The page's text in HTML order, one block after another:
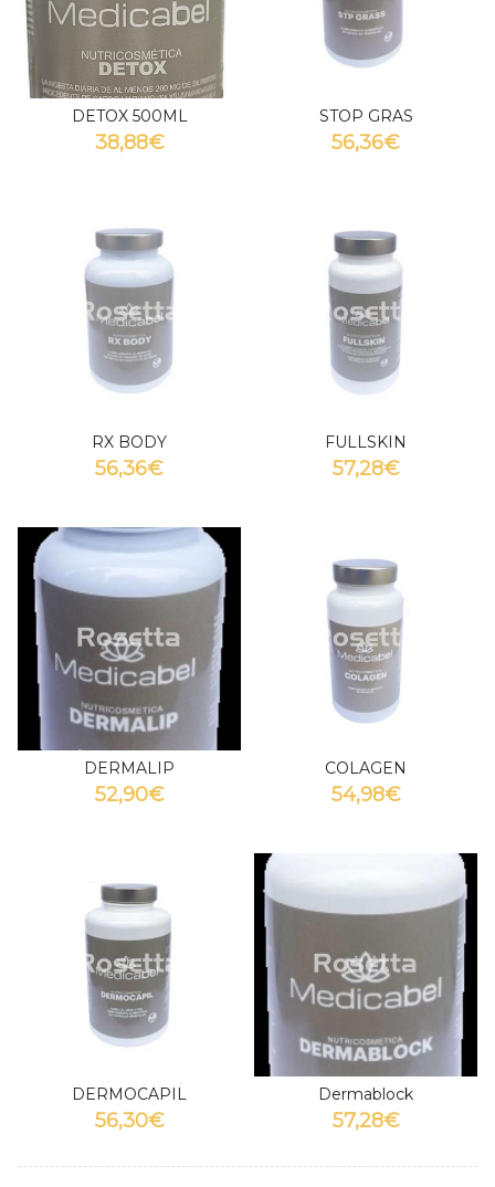
DETOX 500ML
38,88€
STOP GRAS
56,36€
RX BODY
56,36€
FULLSKIN
57,28€
DERMALIP
52,90€
COLAGEN
54,98€
DERMOCAPIL
56,30€
Dermablock
57,28€